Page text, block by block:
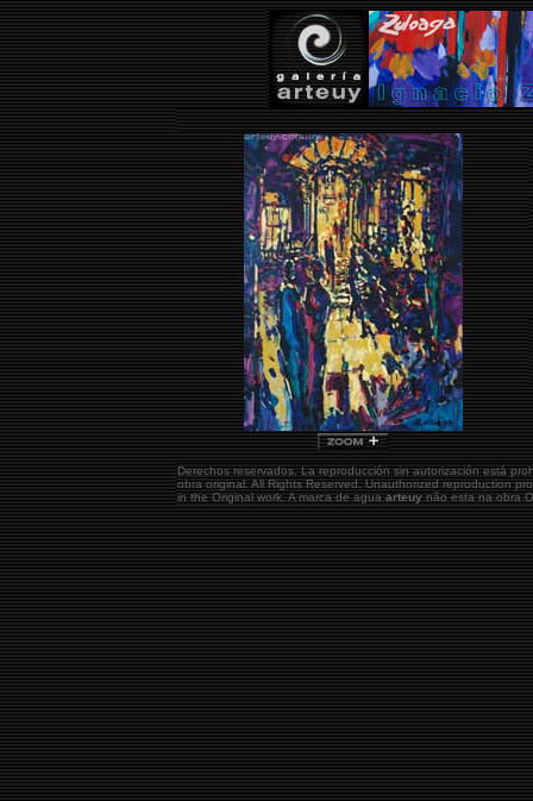
Derechos reservados. La reproducción sin autorización está
obra original.All Rights Reserved. Unauthorized reproduction
in the Original work. A marca de aguaarteuynão esta na obra